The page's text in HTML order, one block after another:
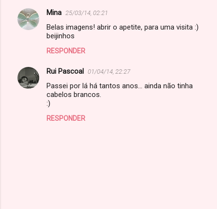
Mina 25/03/14, 02:21
Belas imagens! abrir o apetite, para uma visita :)
beijinhos
RESPONDER
Rui Pascoal 01/04/14, 22:27
Passei por lá há tantos anos... ainda não tinha
cabelos brancos.
:)
RESPONDER